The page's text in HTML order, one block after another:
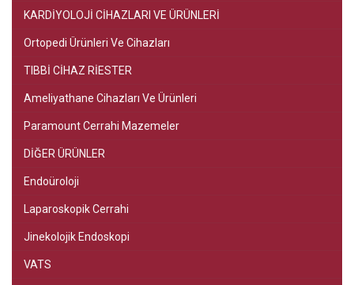
KARDİYOLOJİ CİHAZLARI VE ÜRÜNLERİ
Ortopedi Ürünleri Ve Cihazları
TIBBİ CİHAZ RİESTER
Ameliyathane Cihazları Ve Ürünleri
Paramount Cerrahi Mazemeler
DİĞER ÜRÜNLER
Endoüroloji
Laparoskopik Cerrahi
Jinekolojik Endoskopi
VATS